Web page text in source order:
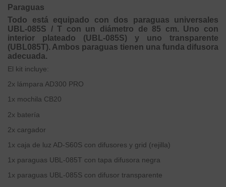
Paraguas
Todo está equipado con dos paraguas universales
UBL-085S / T con un diámetro de 85 cm. Uno con
interior plateado (UBL-085S) y uno transparente
(UBL085T). Ambos paraguas tienen una funda difusora
adecuada.
El kit incluye:
2x lámpara AD300 PRO
1x mochila CB20
2x batería
2x cargador
1x caja de luz AD-S60S con difusores y grid (rejilla)
1x paraguas UBL-085T con tapa difusora negra
1x paraguas UBL-085S con difusor transparente